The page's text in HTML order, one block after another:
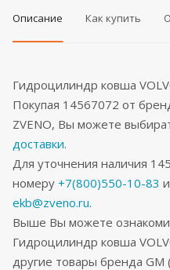
Описание Как купить
Гидроцилиндр ковша
Покупая 14567072 от
ZVENO, Вы можете
доставки.
Для уточнения наличия
номеру +7(800)550-10-83
ekb@zveno.ru.
Выше Вы можете
Гидроцилиндр ковша
другие товары бренда GM